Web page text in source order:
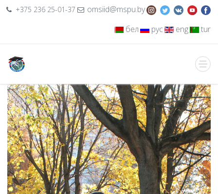
+375 236 25-01-37
omsiid@mspu.by
бел
рус eng tur